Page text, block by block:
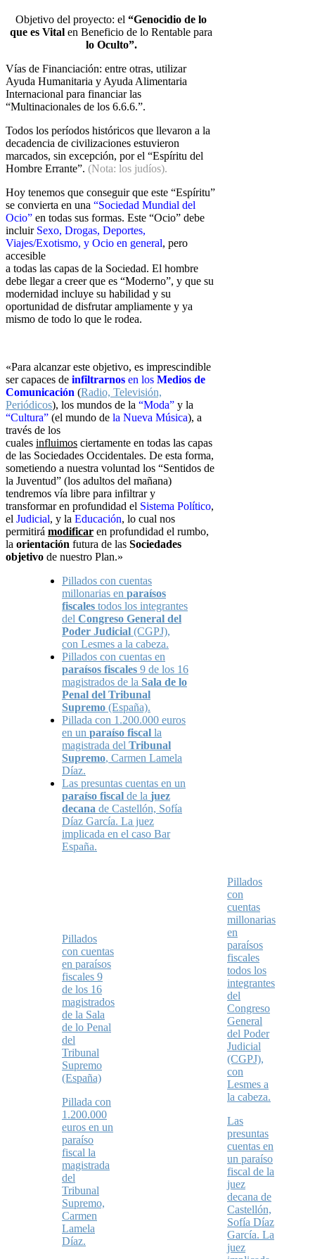
Objetivo del proyecto: el “Genocidio de lo
que es Vital en Beneficio de lo Rentable para
lo Oculto”.
Vías de Financiación: entre otras, utilizar
Ayuda Humanitaria y Ayuda Alimentaria
Internacional para financiar las
“Multinacionales de los 6.6.6.”.
Todos los períodos históricos que llevaron a la
decadencia de civilizaciones estuvieron
marcados, sin excepción, por el “Espíritu del
Hombre Errante”. (Nota: los judíos).
Hoy tenemos que conseguir que este “Espíritu”
se convierta en una “Sociedad Mundial del
Ocio” en todas sus formas. Este “Ocio” debe
incluir Sexo, Drogas, Deportes,
Viajes/Exotismo, y Ocio en general, pero
accesible
a todas las capas de la Sociedad. El hombre
debe llegar a creer que es “Moderno”, y que su
modernidad incluye su habilidad y su
oportunidad de disfrutar ampliamente y ya
mismo de todo lo que le rodea.
«Para alcanzar este objetivo, es imprescindible
ser capaces de infiltrarnos en los Medios de
Comunicación (Radio, Televisión,
Periódicos), los mundos de la “Moda” y la
“Cultura” (el mundo de la Nueva Música), a
través de los
cuales influimos ciertamente en todas las capas
de las Sociedades Occidentales. De esta forma,
sometiendo a nuestra voluntad los “Sentidos de
la Juventud” (los adultos del mañana)
tendremos vía libre para infiltrar y
transformar en profundidad el Sistema Político,
el Judicial, y la Educación, lo cual nos
permitirá modificar en profundidad el rumbo,
la orientación futura de las Sociedades
objetivo de nuestro Plan.»
Pillados con cuentas
millonarias en paraísos
fiscales todos los integrantes
del Congreso General del
Poder Judicial (CGPJ),
con Lesmes a la cabeza.
Pillados con cuentas en
paraísos fiscales 9 de los 16
magistrados de la Sala de lo
Penal del Tribunal
Supremo (España).
Pillada con 1.200.000 euros
en un paraíso fiscal la
magistrada del Tribunal
Supremo, Carmen Lamela
Díaz.
Las presuntas cuentas en un
paraíso fiscal de la juez
decana de Castellón, Sofía
Díaz García. La juez
implicada en el caso Bar
España.
Pillados
con cuentas
en paraísos
fiscales 9
de los 16
magistrados
de la Sala
de lo Penal
del
Tribunal
Supremo
(España)
Pillada con
1.200.000
euros en un
paraíso
fiscal la
magistrada
del
Tribunal
Supremo,
Carmen
Lamela
Díaz.
Pillados
con
cuentas
millonarias
en
paraísos
fiscales
todos los
integrantes
del
Congreso
General
del Poder
Judicial
(CGPJ),
con
Lesmes a
la cabeza.
Las
presuntas
cuentas en
un paraíso
fiscal de la
juez
decana de
Castellón,
Sofía Díaz
García. La
juez